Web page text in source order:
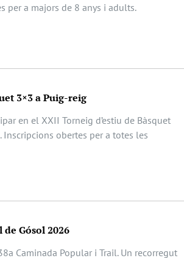
per a majors de 8 anys i adults.
3×3 a Puig-reig
en el XXII Torneig d’estiu de Bàsquet
obertes per a totes les
Gósol 2026
Caminada Popular i Trail. Un recorregut